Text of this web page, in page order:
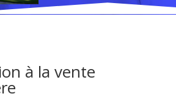
à la vente